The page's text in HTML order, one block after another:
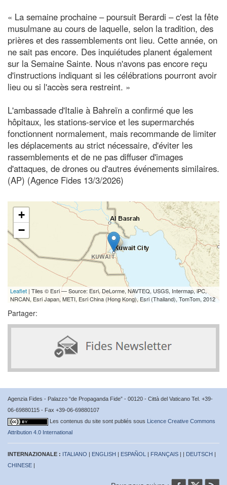
« La semaine prochaine – poursuit Berardi – c'est la fête
musulmane au cours de laquelle, selon la tradition, des
prières et des rassemblements ont lieu. Cette année, on
ne sait pas encore. Des inquiétudes planent également
sur la Semaine Sainte. Nous n'avons pas encore reçu
d'instructions indiquant si les célébrations pourront avoir
lieu ou si l'accès sera restreint. »
L'ambassade d'Italie à Bahreïn a confirmé que les
hôpitaux, les stations-service et les supermarchés
fonctionnent normalement, mais recommande de limiter
les déplacements au strict nécessaire, d'éviter les
rassemblements et de ne pas diffuser d'images
d'attaques, de drones ou d'autres événements similaires.
(AP) (Agence Fides 13/3/2026)
+
−
Leaflet | Tiles © Esri — Source: Esri, DeLorme, NAVTEQ, USGS, Intermap, iPC,
NRCAN, Esri Japan, METI, Esri China (Hong Kong), Esri (Thailand), TomTom, 2012
Partager:
Agenzia Fides - Palazzo “de Propaganda Fide” - 00120 - Città del Vaticano Tel. +39-
06-69880115 - Fax +39-06-69880107
Les contenus du site sont publiés sous Licence Creative Commons
Attribution 4.0 International
INTERNAZIONALE : ITALIANO | ENGLISH | ESPAÑOL | FRANÇAIS | | DEUTSCH |
CHINESE |